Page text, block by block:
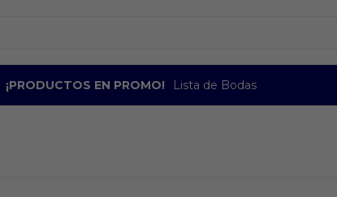
¡PRODUCTOS EN PROMO! Lista de Bodas